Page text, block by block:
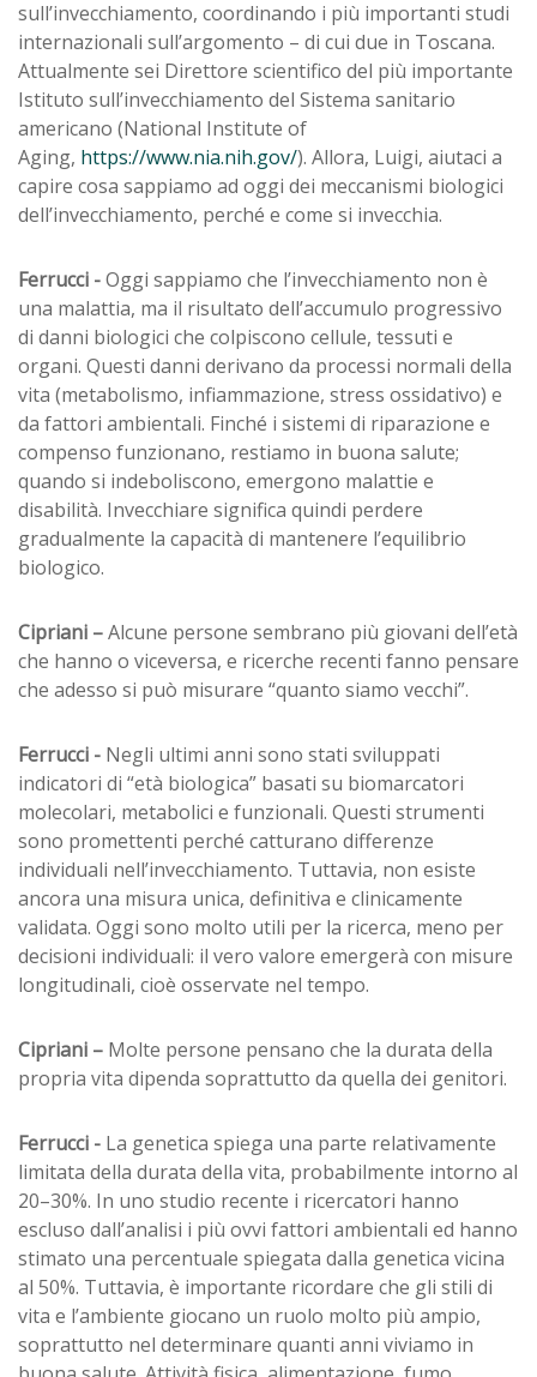
sull’invecchiamento, coordinando i più importanti studi
internazionali sull’argomento – di cui due in Toscana.
Attualmente sei Direttore scientifico del più importante
Istituto sull’invecchiamento del Sistema sanitario
americano (National Institute of
Aging, https://www.nia.nih.gov/). Allora, Luigi, aiutaci a
capire cosa sappiamo ad oggi dei meccanismi biologici
dell’invecchiamento, perché e come si invecchia.
Ferrucci -Oggi sappiamo che l’invecchiamento non è
una malattia, ma il risultato dell’accumulo progressivo
di danni biologici che colpiscono cellule, tessuti e
organi. Questi danni derivano da processi normali della
vita (metabolismo, infiammazione, stress ossidativo) e
da fattori ambientali. Finché i sistemi di riparazione e
compenso funzionano, restiamo in buona salute;
quando si indeboliscono, emergono malattie e
disabilità. Invecchiare significa quindi perdere
gradualmente la capacità di mantenere l’equilibrio
biologico.
Cipriani –Alcune persone sembrano più giovani dell’età
che hanno o viceversa, e ricerche recenti fanno pensare
che adesso si può misurare “quanto siamo vecchi”.
Ferrucci - Negli ultimi anni sono stati sviluppati
indicatori di “età biologica” basati su biomarcatori
molecolari, metabolici e funzionali. Questi strumenti
sono promettenti perché catturano differenze
individuali nell’invecchiamento. Tuttavia, non esiste
ancora una misura unica, definitiva e clinicamente
validata. Oggi sono molto utili per la ricerca, meno per
decisioni individuali: il vero valore emergerà con misure
longitudinali, cioè osservate nel tempo.
Cipriani – Molte persone pensano che la durata della
propria vita dipenda soprattutto da quella dei genitori.
Ferrucci - La genetica spiega una parte relativamente
limitata della durata della vita, probabilmente intorno al
20–30%. In uno studio recente i ricercatori hanno
escluso dall’analisi i più ovvi fattori ambientali ed hanno
stimato una percentuale spiegata dalla genetica vicina
al 50%. Tuttavia, è importante ricordare che gli stili di
vita e l’ambiente giocano un ruolo molto più ampio,
soprattutto nel determinare quanti anni viviamo in